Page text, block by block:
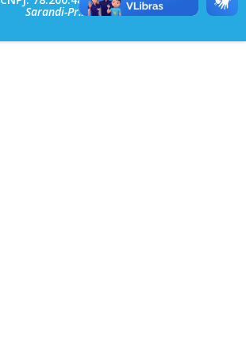
Sarandi-Pr./2026